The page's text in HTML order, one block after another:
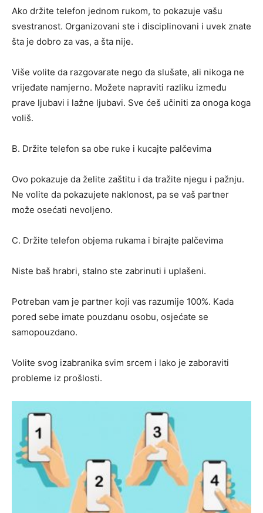
Ako držite telefon jednom rukom, to pokazuje vašu
svestranost. Organizovani ste i disciplinovani i uvek znate
šta je dobro za vas, a šta nije.
Više volite da razgovarate nego da slušate, ali nikoga ne
vrijeđate namjerno. Možete napraviti razliku između
prave ljubavi i lažne ljubavi. Sve ćeš učiniti za onoga koga
voliš.
B. Držite telefon sa obe ruke i kucajte palčevima
Ovo pokazuje da želite zaštitu i da tražite njegu i pažnju.
Ne volite da pokazujete naklonost, pa se vaš partner
može osećati nevoljeno.
C. Držite telefon objema rukama i birajte palčevima
Niste baš hrabri, stalno ste zabrinuti i uplašeni.
Potreban vam je partner koji vas razumije 100%. Kada
pored sebe imate pouzdanu osobu, osjećate se
samopouzdano.
Volite svog izabranika svim srcem i lako je zaboraviti
probleme iz prošlosti.